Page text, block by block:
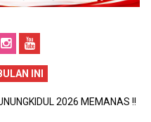
INI
2026 MEMANAS !!